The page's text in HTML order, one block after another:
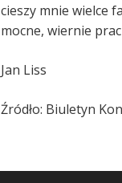
cieszy mnie wielce
mocne, wiernie
Jan Liss
Źródło: Biuletyn